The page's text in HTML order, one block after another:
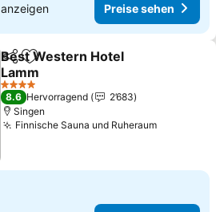
anzeigen Preise sehen
TeilenZu Favoriten hinzufügen
Best Western Hotel
Lamm
4 Sterne
8.6 Hervorragend
2’683
Singen
Finnische Sauna und Ruheraum